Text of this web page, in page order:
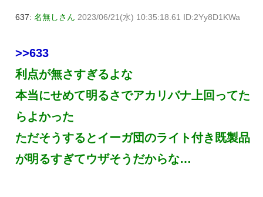
637: 名無しさん 2023/06/21(水) 10:35:18.61 ID:2Yy8D1KWa
>>633
利点が無さすぎるよな
本当にせめて明るさでアカリバナ上回ってた
らよかった
ただそうするとイーガ団のライト付き既製品
が明るすぎてウザそうだからな…